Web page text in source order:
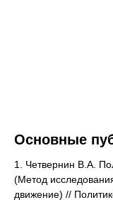
Основные
1. Четвернин В.А.
(Метод
движение) //